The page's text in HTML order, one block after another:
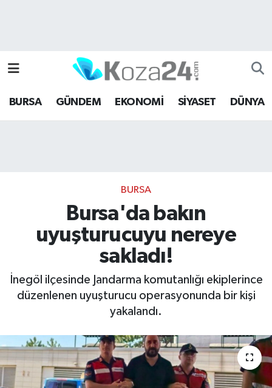
BURSA GÜNDEM EKONOMİ SİYASET DÜNYA
BURSA
Bursa'da bakın
uyuşturucuyu nereye
sakladı!
İnegöl ilçesinde Jandarma komutanlığı ekiplerince
düzenlenen uyuşturucu operasyonunda bir kişi
yakalandı.
Bursa Hava Durumu
Bursa Namaz Vakitleri
Son Dakika Haberleri